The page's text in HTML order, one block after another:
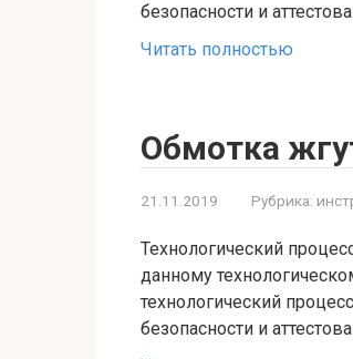
безопасности и
Читать полностью
Обмотка
21.11.2019 Рубрика:
Технологический
данному
технологический
безопасности и